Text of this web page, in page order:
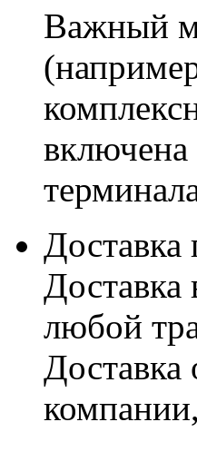
Важный
включена
Доставка
Доставка
любой
Доставка